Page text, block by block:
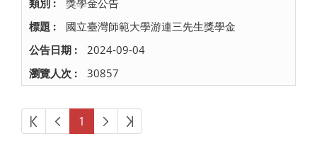
國立臺灣師範大學游連三先生獎學金
2024-09-04
30857
第一頁上一頁
1 下一頁最後頁